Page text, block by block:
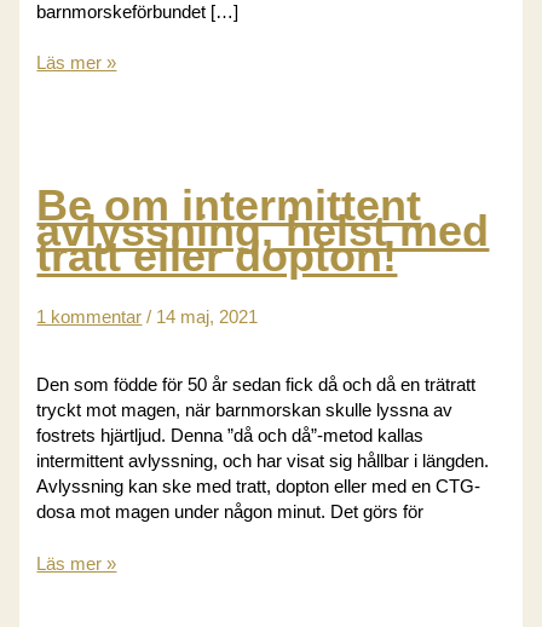
barnmorskeförbundet […]
Svenska
riktlinjen
att
sätta
igång
i
Läs mer »
Be om intermittent
avlyssning, helst med
tratt eller dopton!
1 kommentar / 14 maj, 2021
Den som födde för 50 år sedan fick då och då en trätratt
tryckt mot magen, när barnmorskan skulle lyssna av
fostrets hjärtljud. Denna ”då och då”-metod kallas
intermittent avlyssning, och har visat sig hållbar i längden.
Avlyssning kan ske med tratt, dopton eller med en CTG-
dosa mot magen under någon minut. Det görs för
Be
Läs mer »